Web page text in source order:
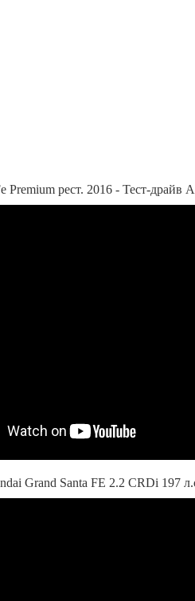
Premium рест. 2016 - Тест-драйв
Grand Santa FE 2.2 CRDi 197